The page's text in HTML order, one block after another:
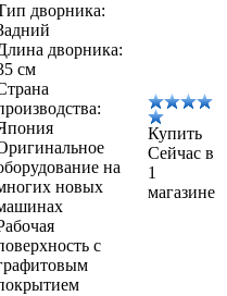
дворника:
дворника:
см
на
новых
с
Купить
Сейчас в
1
магазине